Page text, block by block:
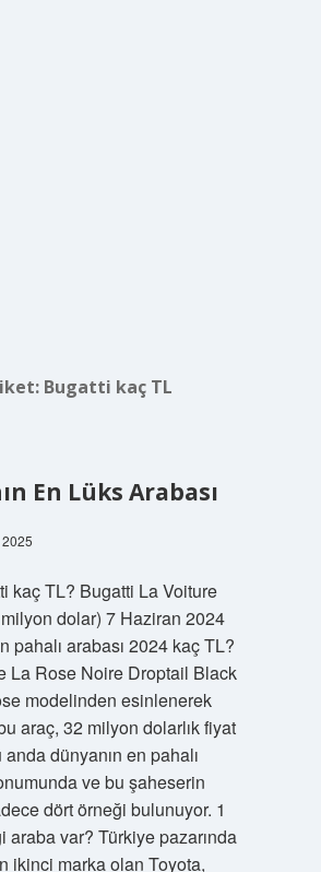
Bugatti kaç TL
En Lüks Arabası
kaç TL? Bugatti La Voiture
dolar) 7 Haziran 2024
pahalı arabası 2024 kaç TL?
La Rose Noire Droptail Black
modelinden esinlenerek
araç, 32 milyon dolarlık fiyat
dünyanın en pahalı
ve bu şaheserin
dört örneği bulunuyor. 1
araba var? Türkiye pazarında
ikinci marka olan Toyota,